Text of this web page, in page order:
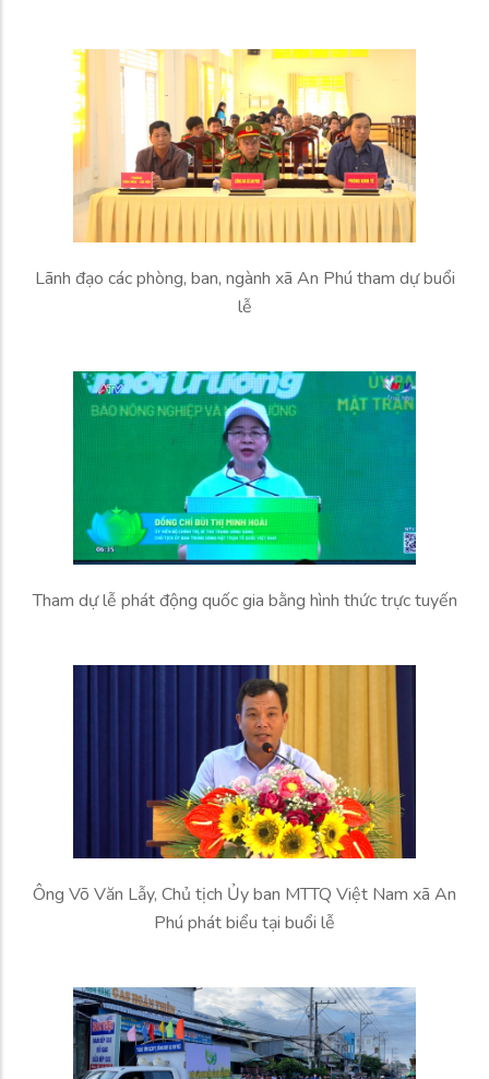
Lãnh đạo các phòng, ban, ngành xã An Phú tham dự buổi
lễ
Tham dự lễ phát động quốc gia bằng hình thức trực tuyến
Ông Võ Văn Lẫy, Chủ tịch Ủy ban MTTQ Việt Nam xã An
Phú phát biểu tại buổi lễ